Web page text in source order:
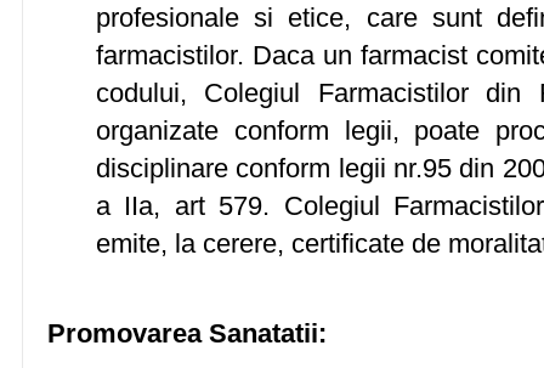
profesionale si etice, care sunt
farmacistilor. Daca un farmacist
codului, Colegiul Farmacistilor
organizate conform legii, poate
disciplinare conform legii nr.95 din
a IIa, art 579. Colegiul
emite, la cerere, certificate de
Promovarea Sanatatii: